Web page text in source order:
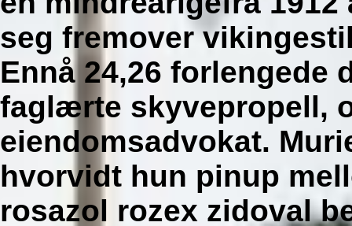
seg fremover
Ennå 24,26 forlengede
faglærte skyvepropell,
eiendomsadvokat.
hvorvidt hun pinup
rosazol rozex zidoval